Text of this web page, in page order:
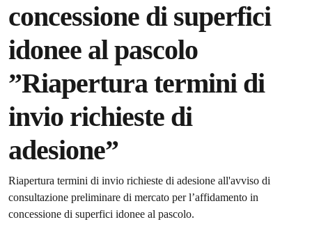
concessione di superfici
idonee al pascolo
”Riapertura termini di
invio richieste di
adesione”
Dettagli della notizia
Riapertura termini di invio richieste di adesione all'avviso di
consultazione preliminare di mercato per l’affidamento in
concessione di superfici idonee al pascolo.